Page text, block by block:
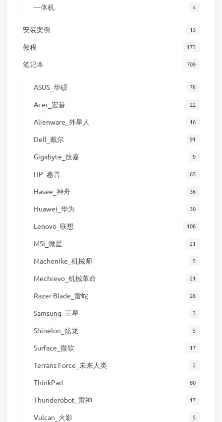
一体机 4
安装案例 13
教程 173
笔记本 709
ASUS_华硕 78
Acer_宏碁 22
Alienware_外星人 16
Dell_戴尔 91
Gigabyte_技嘉 9
HP_惠普 65
Hasee_神舟 36
Huawei_华为 30
Lenovo_联想 108
MSI_微星 21
Machenike_机械师 5
Mechrevo_机械革命 21
Razer Blade_雷蛇 28
Samsung_三星 3
Shinelon_炫龙 5
Surface_微软 17
Terrans Force_未来人类 2
ThinkPad 80
Thunderobot_雷神 17
Vulcan_火影 5